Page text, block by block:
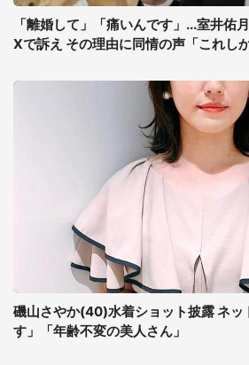
「離婚して」「痛いんです」...室井佑
Xで訴え その理由に同情の声「これし
磯山さやか(40)水着ショット披露 ネッ
す」「年齢不変の美人さん」